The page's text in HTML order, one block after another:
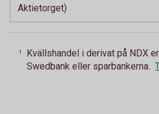
Aktietorget)
1
Kvällshandel i derivat på NDX
Swedbank eller sparbankerna.